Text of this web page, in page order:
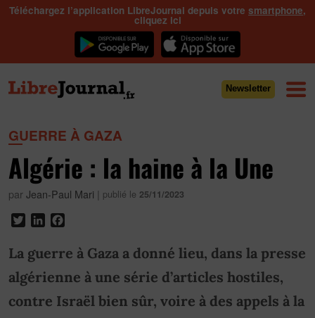
Téléchargez l’application LibreJournal depuis votre smartphone,
cliquez ici
Newsletter
GUERRE À GAZA
Algérie : la haine à la Une
parJean-Paul Mari | publié le 25/11/2023
TwitterLinkedIn
La guerre à Gaza a donné lieu, dans la presse
algérienne à une série d’articles hostiles,
contre Israël bien sûr, voire à des appels à la